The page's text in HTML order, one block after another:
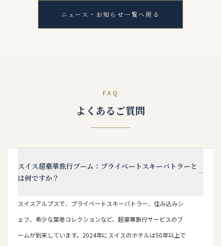
ニュース・お知らせ一覧へ戻る
FAQ
よくあるご質問
スイス超豪華旅行ブーム：プライベートスキーバトラーと
は何ですか？
−
スイスアルプスで、プライベートスキーバトラー、住み込みシ
ェフ、希少な葉巻コレクションなど、超豪華旅行サービスのブ
ームが到来しています。2024年にスイスのホテルは50年以上で